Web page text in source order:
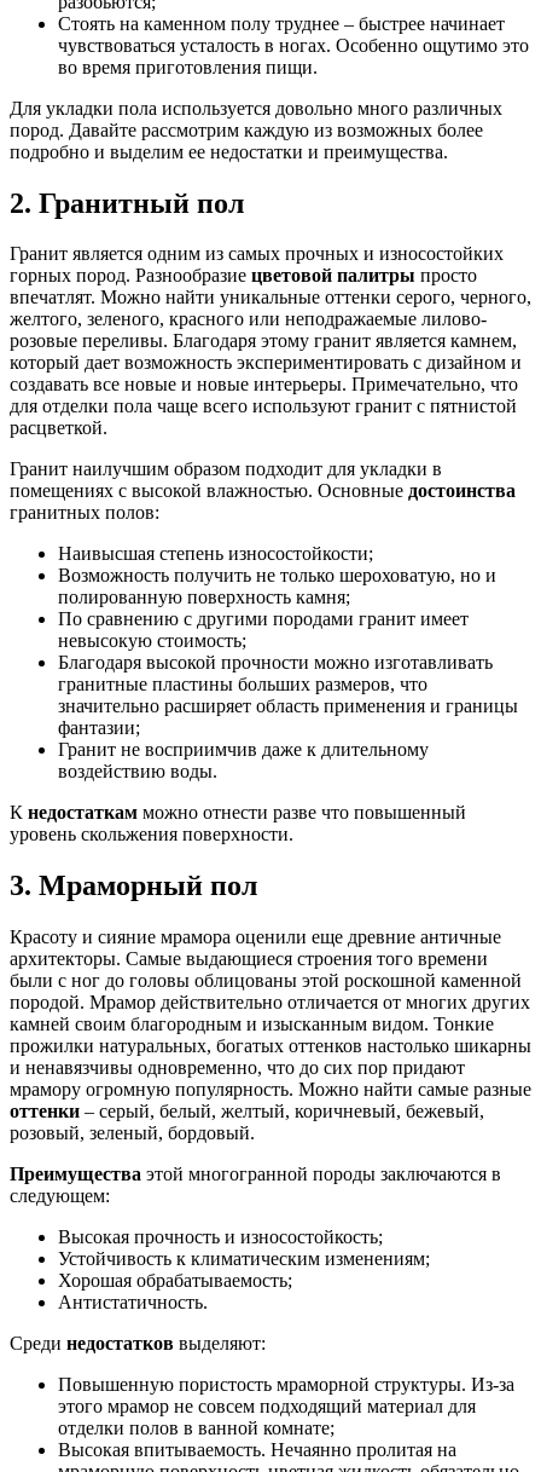
Стоять на каменном полу труднее – быстрее начинает
чувствоваться усталость в ногах. Особенно ощутимо это
во время приготовления пищи.
Для укладки пола используется довольно много различных
пород. Давайте рассмотрим каждую из возможных более
подробно и выделим ее недостатки и преимущества.
2. Гранитный пол
Гранит является одним из самых прочных и износостойких
горных пород. Разнообразие цветовой палитры просто
впечатлят. Можно найти уникальные оттенки серого, черного,
желтого, зеленого, красного или неподражаемые лилово-
розовые переливы. Благодаря этому гранит является камнем,
который дает возможность экспериментировать с дизайном и
создавать все новые и новые интерьеры. Примечательно, что
для отделки пола чаще всего используют гранит с пятнистой
расцветкой.
Гранит наилучшим образом подходит для укладки в
помещениях с высокой влажностью. Основные достоинства
гранитных полов:
Наивысшая степень износостойкости;
Возможность получить не только шероховатую, но и
полированную поверхность камня;
По сравнению с другими породами гранит имеет
невысокую стоимость;
Благодаря высокой прочности можно изготавливать
гранитные пластины больших размеров, что
значительно расширяет область применения и границы
фантазии;
Гранит не восприимчив даже к длительному
воздействию воды.
К недостаткам можно отнести разве что повышенный
уровень скольжения поверхности.
3. Мраморный пол
Красоту и сияние мрамора оценили еще древние античные
архитекторы. Самые выдающиеся строения того времени
были с ног до головы облицованы этой роскошной каменной
породой. Мрамор действительно отличается от многих других
камней своим благородным и изысканным видом. Тонкие
прожилки натуральных, богатых оттенков настолько шикарны
и ненавязчивы одновременно, что до сих пор придают
мрамору огромную популярность. Можно найти самые разные
оттенки – серый, белый, желтый, коричневый, бежевый,
розовый, зеленый, бордовый.
Преимущества этой многогранной породы заключаются в
следующем:
Высокая прочность и износостойкость;
Устойчивость к климатическим изменениям;
Хорошая обрабатываемость;
Антистатичность.
Среди недостатков выделяют:
Повышенную пористость мраморной структуры. Из-за
этого мрамор не совсем подходящий материал для
отделки полов в ванной комнате;
Высокая впитываемость. Нечаянно пролитая на